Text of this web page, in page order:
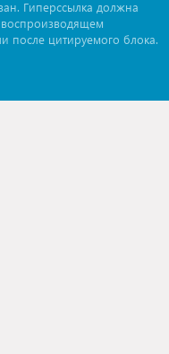
Гиперссылка должна
воспроизводящем
после цитируемого блока.